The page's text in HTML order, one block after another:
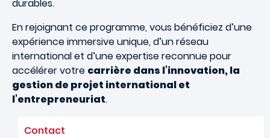
durables.
En rejoignant ce programme, vous bénéficiez d’une
expérience immersive unique, d’un réseau
international et d’une expertise reconnue pour
accélérer votre carrière dans l’innovation, la
gestion de projet international et
l’entrepreneuriat.
Contact